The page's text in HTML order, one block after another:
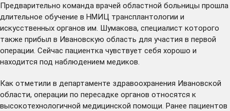
Предварительно команда врачей областной больницы прошла
длительное обучение в НМИЦ трансплантологии и
искусственных органов им. Шумакова, специалист которого
также прибыл в Ивановскую область для участия в первой
операции. Сейчас пациентка чувствует себя хорошо и
находится под наблюдением медиков.
Как отметили в департаменте здравоохранения Ивановской
области, операции по пересадке органов относятся к
высокотехнологичной медицинской помощи. Ранее пациентов